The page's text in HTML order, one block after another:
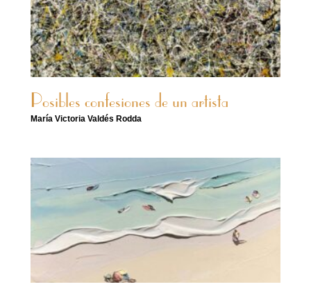
Posibles confesiones de un artista
María Victoria Valdés Rodda